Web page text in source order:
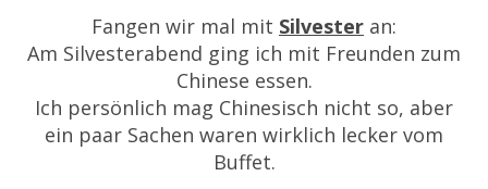
Fangen wir mal mit Silvester an:
Am Silvesterabend ging ich mit Freunden zum
Chinese essen.
Ich persönlich mag Chinesisch nicht so, aber
ein paar Sachen waren wirklich lecker vom
Buffet.